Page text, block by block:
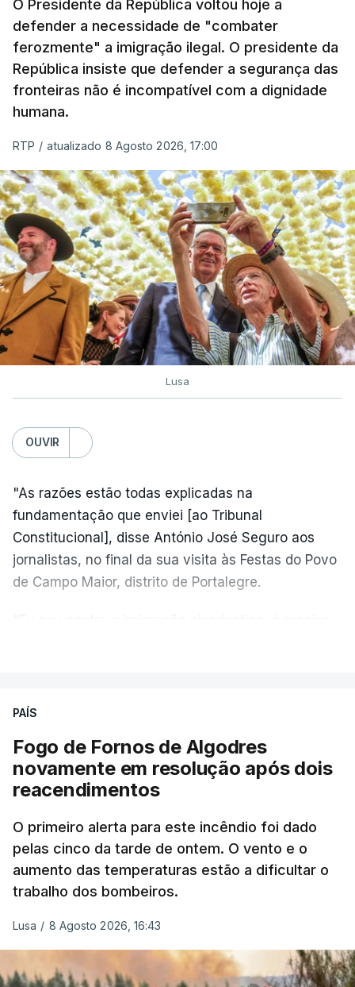
apreendida mais cocaína até ao momento de que
em todo o ano de 2025.
A ação de prevenção visa a deteção em alto mar
de embarcações de alta velocidade (EAV) que
utilizam a costa nacional para o tráfico de droga.
c/ Lusa
O Presidente da República voltou hoje a
defender a necessidade de "combater
ferozmente" a imigração ilegal. O presidente da
República insiste que defender a segurança das
fronteiras não é incompatível com a dignidade
humana.
RTP / atualizado 8 Agosto 2026, 17:00
Lusa
OUVIR
"As razões estão todas explicadas na
fundamentação que enviei [ao Tribunal
Constitucional], disse António José Seguro aos
jornalistas, no final da sua visita às Festas do Povo
de Campo Maior, distrito de Portalegre.
nada disto é incompatível com tratarmos com
crianças", acrescentou.
António José Seguro mostrou dúvidas sobre se é
ERRO100
ESTE CONTEÚDO ESTÁ NESTE
MOMENTO INDISPONÍVEL
PAÍS
Fogo de Fornos de Algodres
novamente em resolução após dois
reacendimentos
O primeiro alerta para este incêndio foi dado
pelas cinco da tarde de ontem. O vento e o
aumento das temperaturas estão a dificultar o
trabalho dos bombeiros.
Lusa / 8 Agosto 2026, 16:43